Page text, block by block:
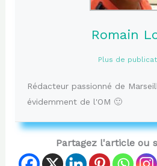
Romain
Plus de
Rédacteur passionné de
évidemment de l'OM 🙂
Partagez l'article ou